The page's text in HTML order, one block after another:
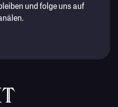
und folge uns auf